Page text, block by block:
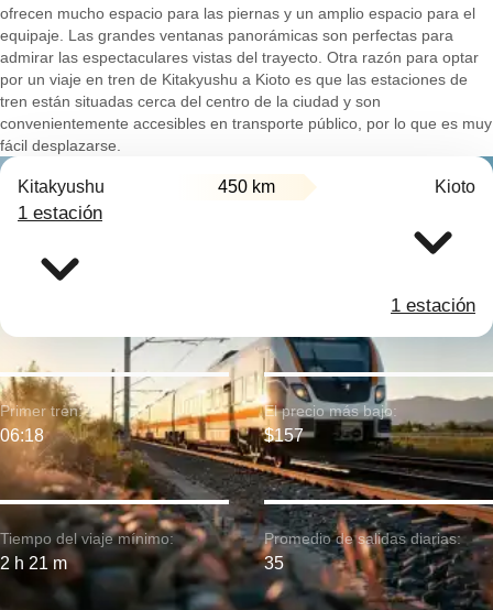
ofrecen mucho espacio para las piernas y un amplio espacio para el
equipaje. Las grandes ventanas panorámicas son perfectas para
admirar las espectaculares vistas del trayecto. Otra razón para optar
por un viaje en tren de Kitakyushu a Kioto es que las estaciones de
tren están situadas cerca del centro de la ciudad y son
convenientemente accesibles en transporte público, por lo que es muy
fácil desplazarse.
Kitakyushu 450 km Kioto
1 estación
1 estación
Tiempo del viaje mínimo:
2 h 21 m
Primer tren:
06:18
El precio más bajo:
$157
Promedio de salidas diarias:
35